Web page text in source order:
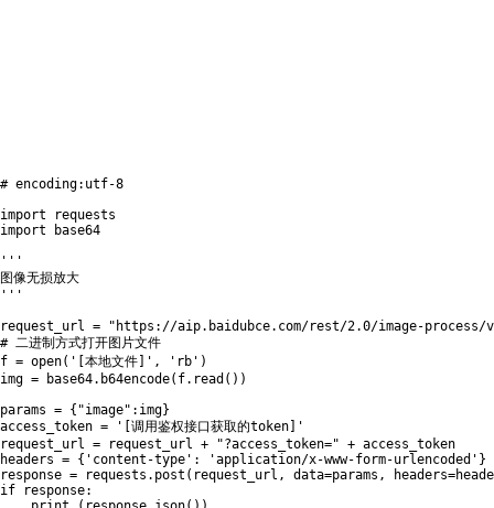
# encoding:utf-8
import
import base64
'''
图像无损放大
'''
request_url =
"https://aip.baidubce.com/rest/2.0/image-process/
# 二进制方式打开图片文件
f = open( '[本地文件]' , 'rb' )
img = base64. b64encode( f. read ( ) )
params = { "image" : img}
access_token =
'[调用鉴权接口获取的token]'
request_url = request_url + "?access_token=" + access_token
headers = { 'content-type' : 'application/x-www-form-urlencoded' }
response = requests . post ( request_url , data=params , headers=
if response: